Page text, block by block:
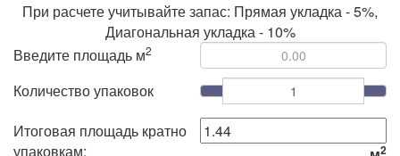
При расчете учитывайте запас: Прямая укладка - 5%,
Диагональная укладка - 10%
Введите площадь м2
Количество упаковок
Итоговая площадь кратно
упаковкам:
2